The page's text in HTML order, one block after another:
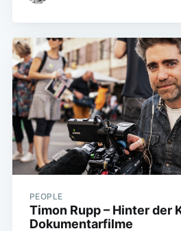
PEOPLE
Timon Rupp – Hinter der
Dokumentarfilme